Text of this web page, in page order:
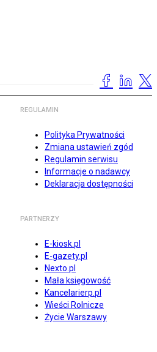
REGULAMIN
Polityka Prywatności
Zmiana ustawień zgód
Regulamin serwisu
Informacje o nadawcy
Deklaracja dostępności
PARTNERZY
E-kiosk.pl
E-gazety.pl
Nexto.pl
Mała księgowość
Kancelarierp.pl
Wieści Rolnicze
Życie Warszawy